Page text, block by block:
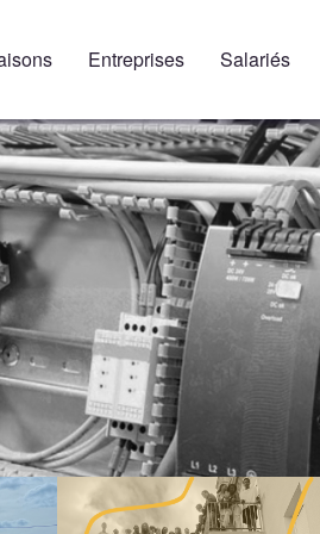
Entreprises Salariés